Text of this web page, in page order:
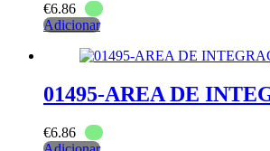
€6.86
Adicionar
01495-AREA DE
€6.86